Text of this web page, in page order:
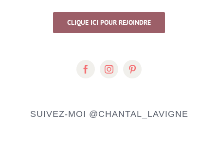
CLIQUE ICI POUR REJOINDRE
SUIVEZ-MOI @CHANTAL_LAVIGNE